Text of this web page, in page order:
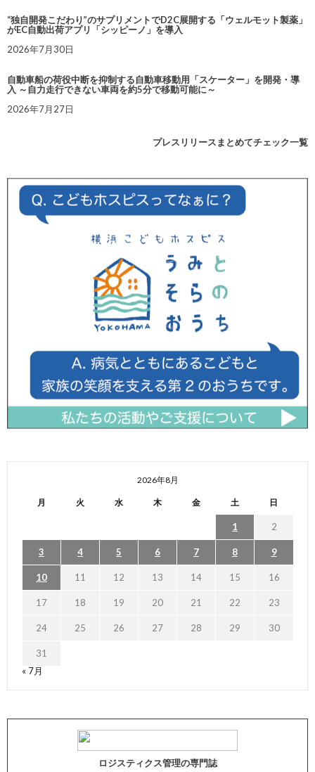
“独自開発こだわり”のサプリメントでD2C展開する「ウェルモット製薬」
がEC自動出荷アプリ「シッピーノ」を導入
2026年7月30日
自動車船の荷役中断を抑制する自動車移動用「スケーター」を開発・導
入 ～自力走行できない車両を約5分で移動可能に～
2026年7月27日
プレスリリースまとめてチェック一覧
2026年8月
月 火 水 木 金 土 日
1 2
3 4 5 6 7 8 9
10 11 12 13 14 15 16
17 18 19 20 21 22 23
24 25 26 27 28 29 30
31
« 7月
ロジスティクス管理の専門誌